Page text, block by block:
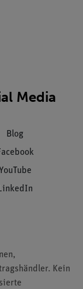
Media
Blog
LinkedIn
Kein